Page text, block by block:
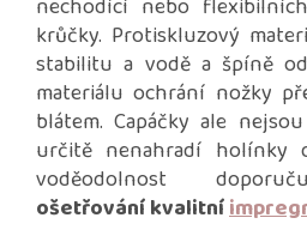
nechodící nebo
krůčky. Protiskluzový
stabilitu a vodě a špíně
materiálu ochrání nožky
blátem. Capáčky ale
určitě nenahradí holínky
voděodolnost
ošetřování kvalitní